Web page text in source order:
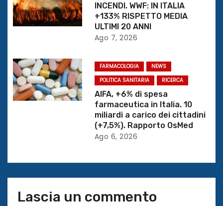
t
c
o
l
INCENDI. WWF: IN ITALIA
+133% RISPETTO MEDIA
ULTIMI 20 ANNI
Ago 7, 2026
FARMACOLOGIA
NEWS
POLITICA SANITARIA
RICERCA
AIFA, +6% di spesa
farmaceutica in Italia. 10
miliardi a carico dei cittadini
(+7,5%). Rapporto OsMed
Ago 6, 2026
Lascia un commento